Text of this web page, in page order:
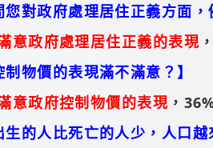
對政府處理居住正義方面
意政府處理居住正義的表現
物價的表現滿不滿意？】
意政府控制物價的表現 ，
的人比死亡的人少，人口